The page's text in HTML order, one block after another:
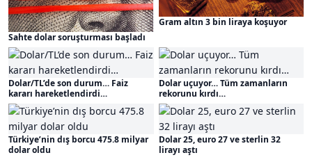
Sahte dolar soruşturması başladı
Gram altın 3 bin liraya koşuyor
Dolar/TL’de son durum… Faiz
kararı hareketlendirdi…
Dolar uçuyor… Tüm zamanların
rekorunu kırdı…
Türkiye’nin dış borcu 475.8 milyar
dolar oldu
Dolar 25, euro 27 ve sterlin 32
lirayı aştı